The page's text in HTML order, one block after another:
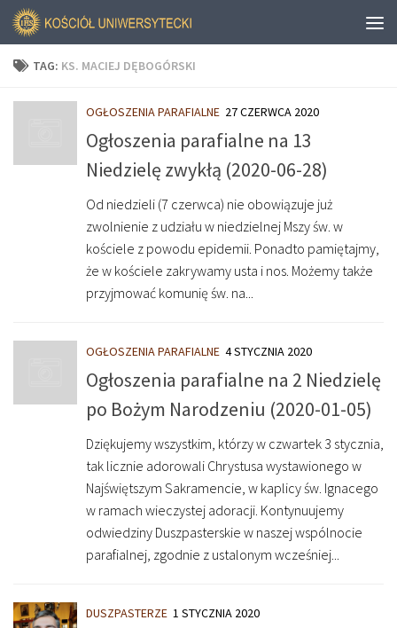
TAG: KS. MACIEJ DĘBOGÓRSKI
OGŁOSZENIA PARAFIALNE 27 CZERWCA 2020
Ogłoszenia parafialne na 13
Niedzielę zwykłą (2020-06-28)
Od niedzieli (7 czerwca) nie obowiązuje już
zwolnienie z udziału w niedzielnej Mszy św. w
kościele z powodu epidemii. Ponadto pamiętajmy,
że w kościele zakrywamy usta i nos. Możemy także
przyjmować komunię św. na...
OGŁOSZENIA PARAFIALNE 4 STYCZNIA 2020
Ogłoszenia parafialne na 2 Niedzielę
po Bożym Narodzeniu (2020-01-05)
Dziękujemy wszystkim, którzy w czwartek 3 stycznia,
tak licznie adorowali Chrystusa wystawionego w
Najświętszym Sakramencie, w kaplicy św. Ignacego
w ramach wieczystej adoracji. Kontynuujemy
odwiedziny Duszpasterskie w naszej wspólnocie
parafialnej, zgodnie z ustalonym wcześniej...
DUSZPASTERZE 1 STYCZNIA 2020